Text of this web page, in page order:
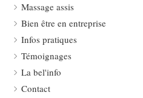
Massage assis
Bien être en entreprise
Infos pratiques
Témoignages
La bel'info
Contact